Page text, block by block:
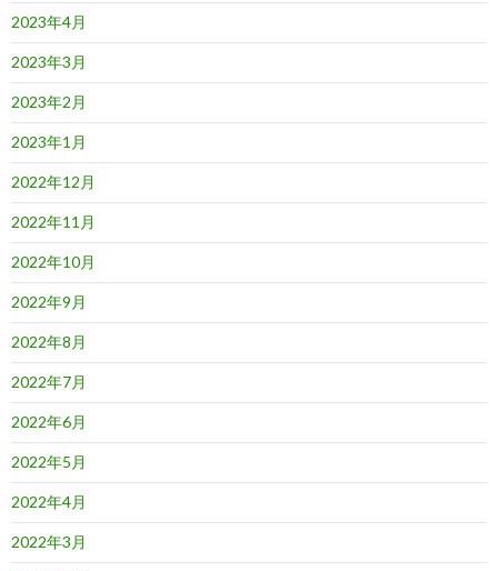
2023年4月
2023年3月
2023年2月
2023年1月
2022年12月
2022年11月
2022年10月
2022年9月
2022年8月
2022年7月
2022年6月
2022年5月
2022年4月
2022年3月